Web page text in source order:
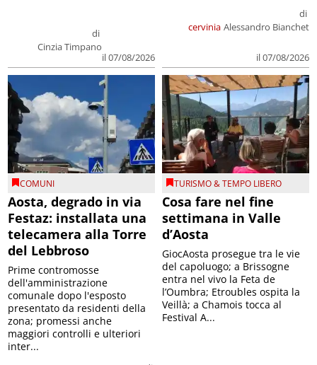
di
Cinzia Timpano
il 07/08/2026
cervinia
di
Alessandro Bianchet
il 07/08/2026
COMUNI
Aosta, degrado in via
Festaz: installata una
telecamera alla Torre
del Lebbroso
Prime contromosse
dell'amministrazione
comunale dopo l'esposto
presentato da residenti della
zona; promessi anche
maggiori controlli e ulteriori
inter...
TURISMO & TEMPO LIBERO
Cosa fare nel fine
settimana in Valle
d’Aosta
GiocAosta prosegue tra le vie
del capoluogo; a Brissogne
entra nel vivo la Feta de
l’Oumbra; Etroubles ospita la
Veillà; a Chamois tocca al
Festival A...